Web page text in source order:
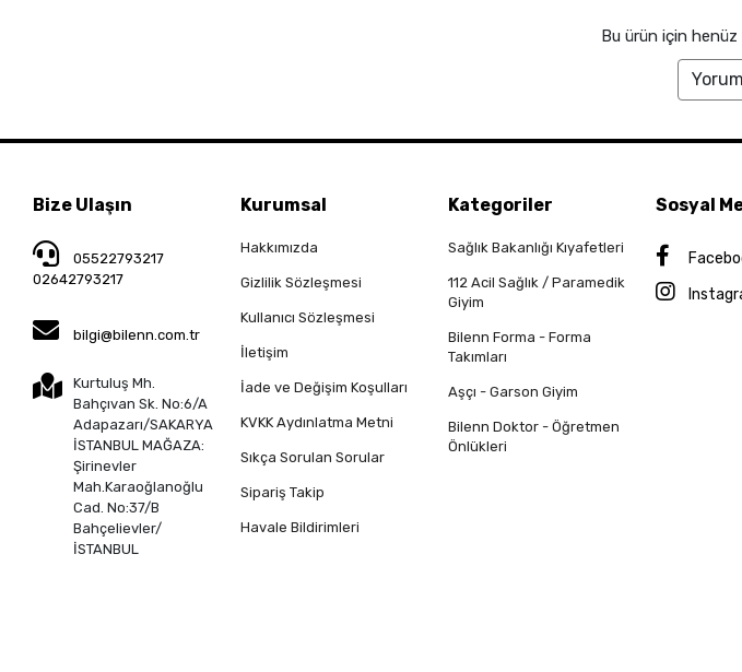
Bu ürün için henüz
Bize Ulaşın
05522793217
02642793217
bilgi@bilenn.com.tr
Kurtuluş Mh.
Bahçıvan Sk. No:6/A
Adapazarı/SAKARYA
İSTANBUL MAĞAZA:
Şirinevler
Mah.Karaoğlanoğlu
Cad. No:37/B
Bahçelievler/
İSTANBUL
Kurumsal
Hakkımızda
Gizlilik Sözleşmesi
Kullanıcı Sözleşmesi
İletişim
İade ve Değişim Koşulları
KVKK Aydınlatma Metni
Sıkça Sorulan Sorular
Sipariş Takip
Havale Bildirimleri
Kategoriler
Sağlık Bakanlığı Kıyafetleri
112 Acil Sağlık / Paramedik
Giyim
Bilenn Forma - Forma
Takımları
Aşçı - Garson Giyim
Bilenn Doktor - Öğretmen
Önlükleri
Sosyal